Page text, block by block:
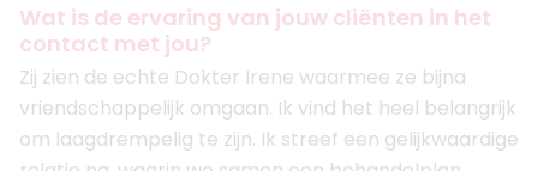
Wat is de ervaring van jouw cliënten in het
contact met jou?
Zij zien de echte Dokter Irene waarmee ze bijna
vriendschappelijk omgaan. Ik vind het heel belangrijk
om laagdrempelig te zijn. Ik streef een gelijkwaardige